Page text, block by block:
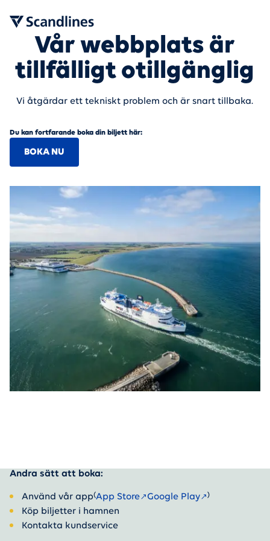
Vår webbplats är
tillfälligt otillgänglig
Vi åtgärdar ett tekniskt problem och är snart tillbaka.
Du kan fortfarande boka din biljett här:
BOKA NU
Andra sätt att boka:
Använd vår app(App Store Google Play )
Köp biljetter i hamnen
Kontakta kundservice